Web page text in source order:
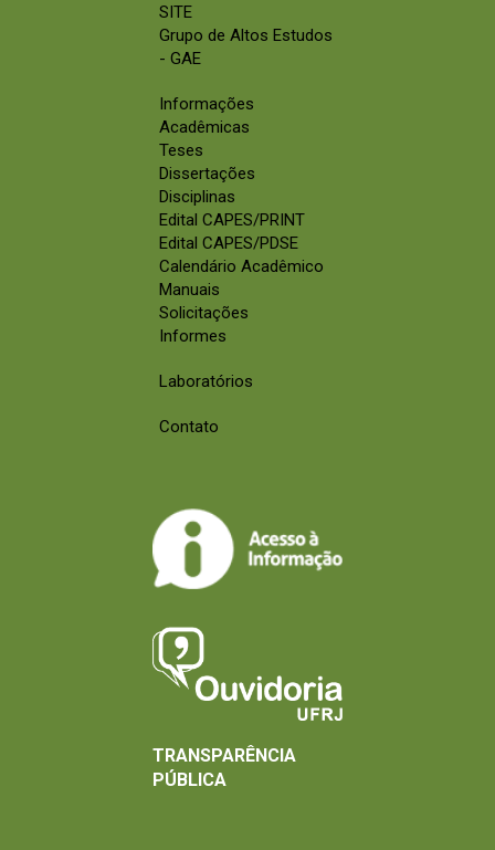
SITE
Grupo de Altos Estudos
- GAE
Informações
Acadêmicas
Teses
Dissertações
Disciplinas
Edital CAPES/PRINT
Edital CAPES/PDSE
Calendário Acadêmico
Manuais
Solicitações
Informes
Laboratórios
Contato
TRANSPARÊNCIA
PÚBLICA